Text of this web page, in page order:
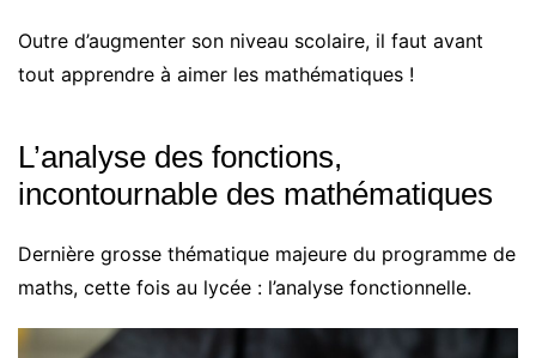
Outre d’augmenter son niveau scolaire, il faut avant
tout apprendre à aimer les mathématiques !
L’analyse des fonctions,
incontournable des mathématiques
Dernière grosse thématique majeure du programme de
maths, cette fois au lycée : l’analyse fonctionnelle.